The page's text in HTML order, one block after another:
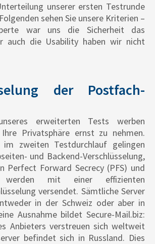
unserer ersten Testrunde
sehen Sie unsere Kriterien –
war uns die Sicherheit das
auch die Usability haben wir nicht
der Postfach-
erweiterten Tests werben
Privatsphäre ernst zu nehmen.
im zweiten Testdurchlauf gelingen
und Backend-Verschlüsselung,
Perfect Forward Secrecy (PFS) und
mit einer effizienten
versendet. Sämtliche Server
in der Schweiz oder aber in
Ausnahme bildet Secure-Mail.biz:
Anbieters verstreuen sich weltweit
befindet sich in Russland. Dies